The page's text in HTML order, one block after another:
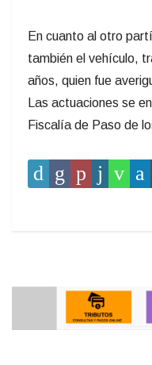
En cuanto al otro
también el vehículo,
años, quien fue
Las actuaciones se
Fiscalía de Paso de